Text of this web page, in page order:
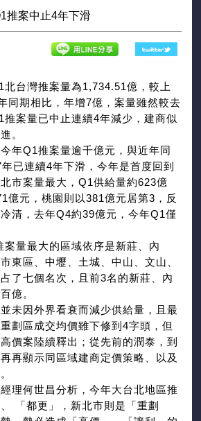
推案中止4年下滑
台灣推案量為1,734.51億，較上
同期相比，年增7億，案量雖然較去
案量已中止連續4年減少，建商似
。
年Q1推案量逾千億元，與近年同
已連續4年下滑，今年是首度回到
市案量最大，Q1供給量約623億
億元，桃園則以381億元居第3，反
清，去年Q4約39億元，今年Q1僅
量最大的區域依序是新莊、內
東區、中壢、土城、中山、文山、
了七個名次，且前3名的新莊、內
億。
未因外界看衰而減少供給量，且最
劃區成交均價雖下修到4字頭，但
價案陸續釋出；從先前的潤泰，到
再顯示同區域建商定價策略、以及
理何世昌分析，今年大台北地區推
「都更」，新北市則是「重劃